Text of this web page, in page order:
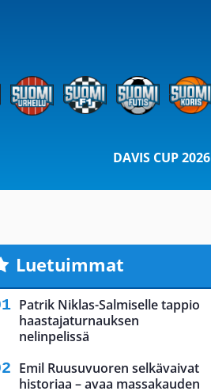
DAVIS CUP 2026
Luetuimmat
Patrik Niklas-Salmiselle tappio
haastajaturnauksen
nelinpelissä
Emil Ruusuvuoren selkävaivat
historiaa – avaa massakauden